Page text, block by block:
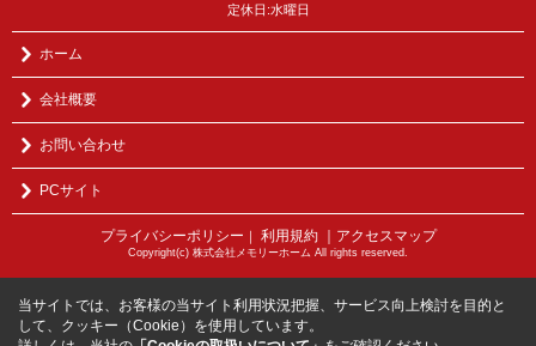
定休日:水曜日
ホーム
会社概要
お問い合わせ
PCサイト
プライバシーポリシー ｜ 利用規約 ｜アクセスマップ
Copyright(c) 株式会社メモリーホーム All rights reserved.
当サイトでは、お客様の当サイト利用状況把握、サービス向上検討を目的と
して、クッキー（Cookie）を使用しています。